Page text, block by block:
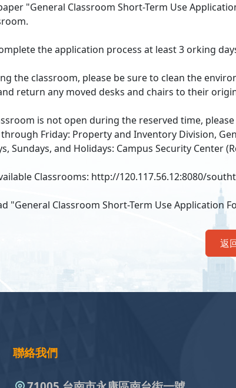
"General Classroom Short-Term Use
the application process at least 3 orking
the classroom, please be sure to clean the
return any moved desks and chairs to their
is not open during the reserved time,
Friday: Property and Inventory Division,
Sundays, and Holidays: Campus Security Center
Classrooms: http://120.117.56.12:8080/
"General Classroom Short-Term Use
返
聯絡我們